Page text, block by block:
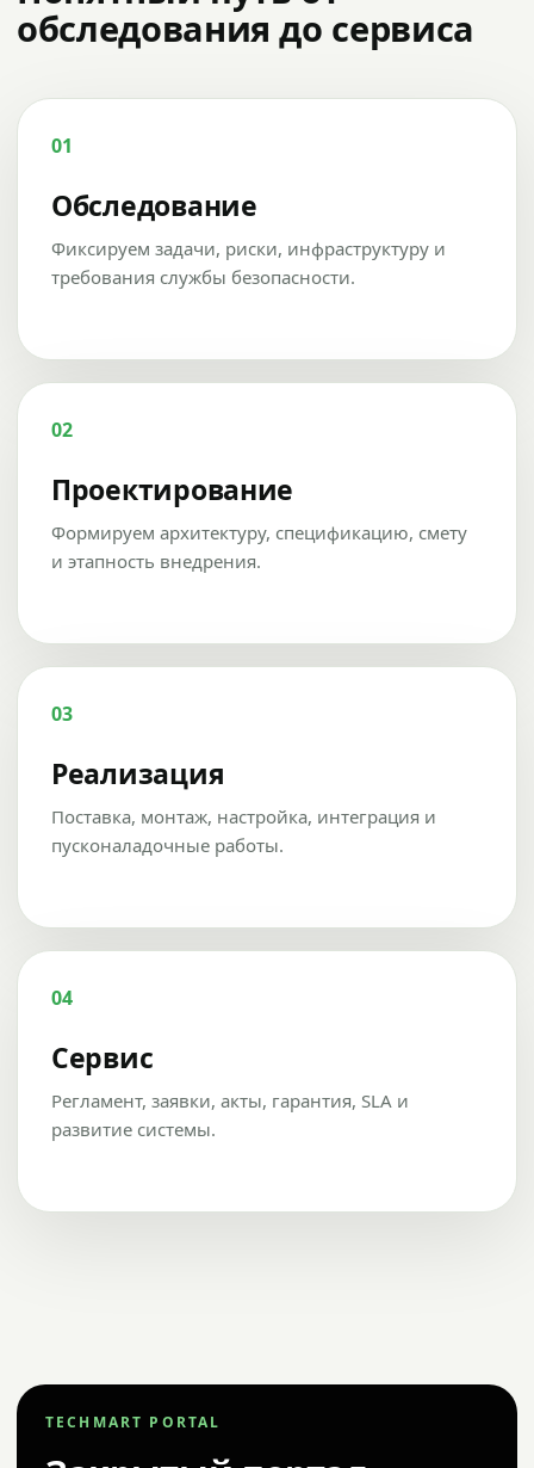
обследования до сервиса
01
Обследование
Фиксируем задачи, риски, инфраструктуру и
требования службы безопасности.
02
Проектирование
Формируем архитектуру, спецификацию, смету
и этапность внедрения.
03
Реализация
Поставка, монтаж, настройка, интеграция и
пусконаладочные работы.
04
Сервис
Регламент, заявки, акты, гарантия, SLA и
развитие системы.
TECHMART PORTAL